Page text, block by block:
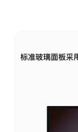
标准玻璃面板采